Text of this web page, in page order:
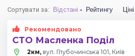
Сортувати за: Відстані Рейтингу Ціні
Рекомендовано
СТО Масленка Поділ
2км, вул. Глубочинська 101, Київ